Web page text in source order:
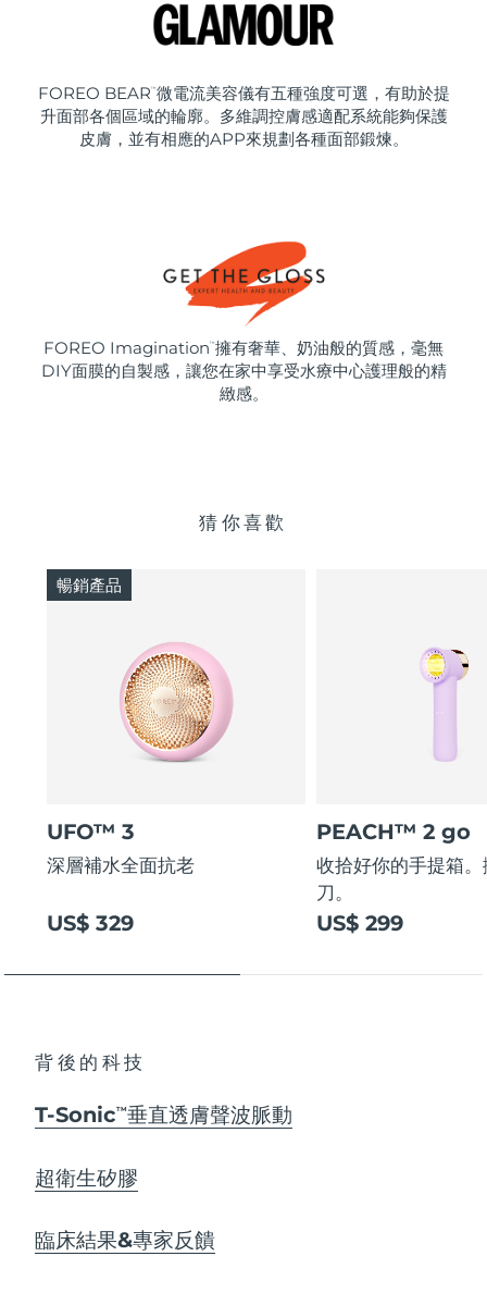
FOREO BEAR ™ 微電流美容儀有五種強度可選，有助於提
升面部各個區域的輪廓。多維調控膚感適配系統能夠保護
皮膚，並有相應的APP來規劃各種面部鍛煉。
FOREO Imagination ™ 擁有奢華、奶油般的質感，毫無
DIY面膜的自製感，讓您在家中享受水療中心護理般的精
緻感。
猜你喜歡
UFO™ 3
深層補水全面抗老
US$ 329
暢銷產品
PEACH™ 2 go
收拾好你的手提箱
刀。
US$ 299
背後的科技
T-SonicTM 垂直透膚聲波脈動
超衛生矽膠
臨床結果&專家反饋